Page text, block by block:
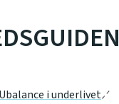
Ubalance i underlivet